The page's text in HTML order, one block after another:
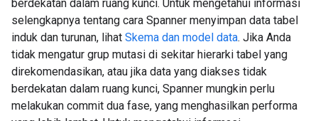
berdekatan dalam ruang kunci. Untuk mengetahui informasi
selengkapnya tentang cara Spanner menyimpan data tabel
induk dan turunan, lihat Skema dan model data. Jika Anda
tidak mengatur grup mutasi di sekitar hierarki tabel yang
direkomendasikan, atau jika data yang diakses tidak
berdekatan dalam ruang kunci, Spanner mungkin perlu
melakukan commit dua fase, yang menghasilkan performa